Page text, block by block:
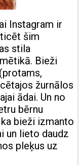
Instagram ir
šim
stila
Bieži
žurnālos
ādai. Un no
bērnu
bieži izmanto
un lieto daudz
pleķus uz